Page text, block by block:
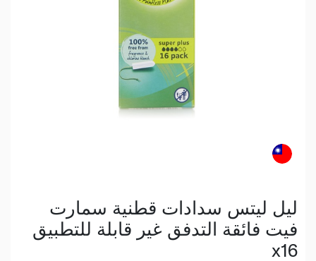
ليل ليتس سدادات قطنية سمارت
فيت فائقة التدفق غير قابلة للتطبيق
x16